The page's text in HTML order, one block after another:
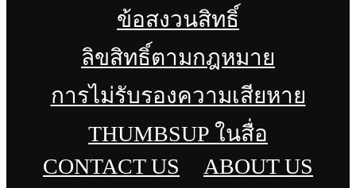
ข้อสงวนสิทธิ์
ลิขสิทธิ์ตามกฎหมาย
การไม่รับรองความเสียหาย
THUMBSUP ในสื่อ
CONTACT US
ABOUT US